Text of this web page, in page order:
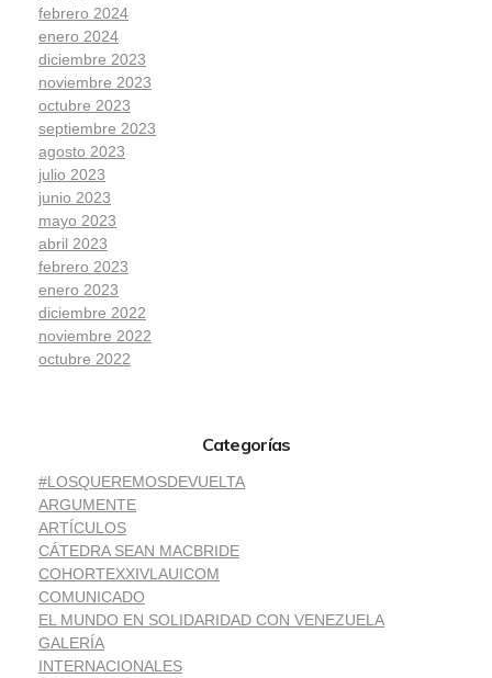
febrero 2024
enero 2024
diciembre 2023
noviembre 2023
octubre 2023
septiembre 2023
agosto 2023
julio 2023
junio 2023
mayo 2023
abril 2023
febrero 2023
enero 2023
diciembre 2022
noviembre 2022
octubre 2022
Categorías
#LOSQUEREMOSDEVUELTA
ARGUMENTE
ARTÍCULOS
CÁTEDRA SEAN MACBRIDE
COHORTEXXIVLAUICOM
COMUNICADO
EL MUNDO EN SOLIDARIDAD CON VENEZUELA
GALERÍA
INTERNACIONALES